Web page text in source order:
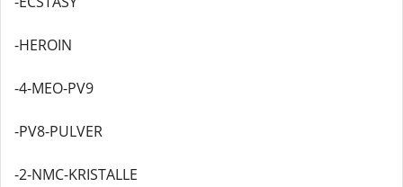
-HEROIN
-4-MEO-PV9
-PV8-PULVER
-2-NMC-KRISTALLE